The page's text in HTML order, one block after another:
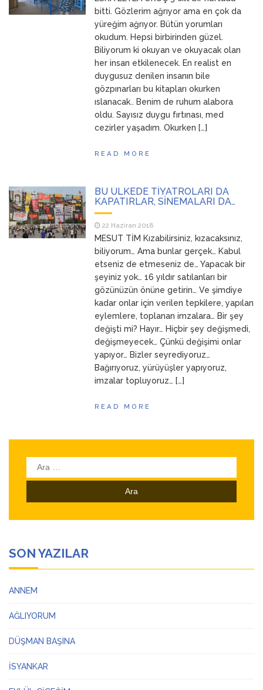
23 Mart 2026 ANNEMbitti. Gözlerim ağrıyor ama en çok da
yüreğim ağrıyor. Bütün yorumları
okudum. Hepsi birbirinden güzel.
Biliyorum ki okuyan ve okuyacak olan
her insan etkilenecek. En realist en
duygusuz denilen insanın bile
gözpınarları bu kitapları okurken
ıslanacak.. Benim de ruhum alabora
oldu. Sayısız duygu fırtınası, med
cezirler yaşadım. Okurken […]
READ MORE
BU ÜLKEDE TİYATROLARI DA
KAPATIRLAR, SİNEMALARI DA…
22 Haziran 2018
MESUT TİM Kızabilirsiniz, kızacaksınız,
biliyorum… Ama bunlar gerçek… Kabul
etseniz de etmeseniz de… Yapacak bir
şeyiniz yok… 16 yıldır satılanları bir
gözünüzün önüne getirin… Ve şimdiye
kadar onlar için verilen tepkilere, yapılan
eylemlere, toplanan imzalara… Bir şey
değişti mi? Hayır… Hiçbir şey değişmedi,
değişmeyecek… Çünkü değişimi onlar
yapıyor… Bizler seyrediyoruz…
Bağırıyoruz, yürüyüşler yapıyoruz,
imzalar topluyoruz… […]
READ MORE
Arama:
SON YAZILAR
ANNEM
AĞLIYORUM
DÜŞMAN BAŞINA
İSYANKAR